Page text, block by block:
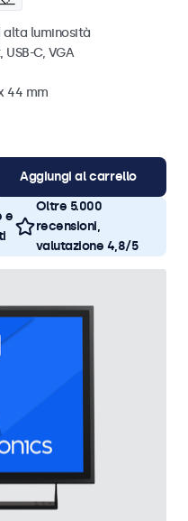
alta luminosità
C, VGA
44 mm
Aggiungi al carrello
e
Oltre 5.000
recensioni,
valutazione 4,8/5